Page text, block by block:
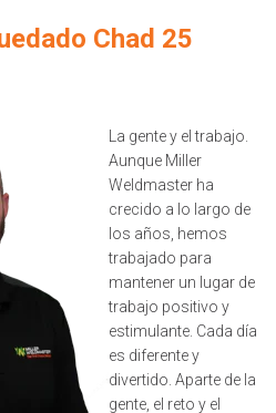
Chad 25
La gente y el trabajo.
Aunque Miller
Weldmaster ha
crecido a lo largo de
los años, hemos
trabajado para
mantener un lugar de
trabajo positivo y
estimulante. Cada día
es diferente y
divertido. Aparte de la
gente, el reto y el